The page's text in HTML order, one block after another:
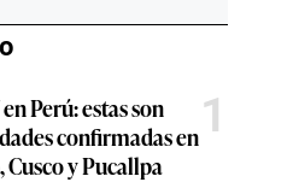
Perú: estas son
confirmadas en
y Pucallpa
1